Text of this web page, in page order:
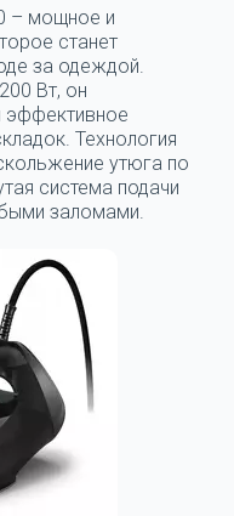
– мощное и
станет
за одеждой.
Вт, он
эффективное
Технология
утюга по
система подачи
заломами.